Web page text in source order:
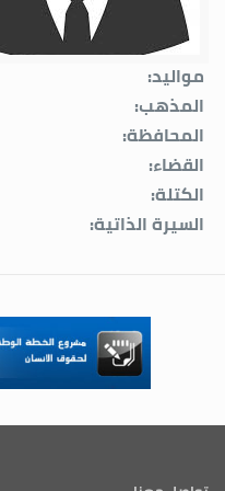
مواليد:
المذهب:
المحافظة:
القضاء:
الكتلة:
السيرة الذاتية: